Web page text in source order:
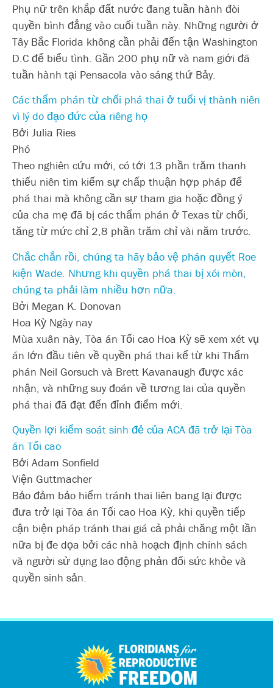
Phụ nữ trên khắp đất nước đang tuần hành đòi
quyền bình đẳng vào cuối tuần này. Những người ở
Tây Bắc Florida không cần phải đến tận Washington
D.C để biểu tình. Gần 200 phụ nữ và nam giới đã
tuần hành tại Pensacola vào sáng thứ Bảy.
Các thẩm phán từ chối phá thai ở tuổi vị thành niên
vì lý do đạo đức của riêng họ
Bởi Julia Ries
Phó
Theo nghiên cứu mới, có tới 13 phần trăm thanh
thiếu niên tìm kiếm sự chấp thuận hợp pháp để
phá thai mà không cần sự tham gia hoặc đồng ý
của cha mẹ đã bị các thẩm phán ở Texas từ chối,
tăng từ mức chỉ 2,8 phần trăm chỉ vài năm trước.
Chắc chắn rồi, chúng ta hãy bảo vệ phán quyết Roe
kiện Wade. Nhưng khi quyền phá thai bị xói mòn,
chúng ta phải làm nhiều hơn nữa.
Bởi Megan K. Donovan
Hoa Kỳ Ngày nay
Mùa xuân này, Tòa án Tối cao Hoa Kỳ sẽ xem xét vụ
án lớn đầu tiên về quyền phá thai kể từ khi Thẩm
phán Neil Gorsuch và Brett Kavanaugh được xác
nhận, và những suy đoán về tương lai của quyền
phá thai đã đạt đến đỉnh điểm mới.
Quyền lợi kiểm soát sinh đẻ của ACA đã trở lại Tòa
án Tối cao
Bởi Adam Sonfield
Viện Guttmacher
Bảo đảm bảo hiểm tránh thai liên bang lại được
đưa trở lại Tòa án Tối cao Hoa Kỳ, khi quyền tiếp
cận biện pháp tránh thai giá cả phải chăng một lần
nữa bị đe dọa bởi các nhà hoạch định chính sách
và người sử dụng lao động phản đối sức khỏe và
quyền sinh sản.
اردو